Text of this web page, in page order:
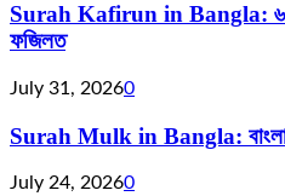
Surah Kafirun in Bangla: ৬
ফজিলত
July 31, 20260
Surah Mulk in Bangla: বাংলা
July 24, 20260